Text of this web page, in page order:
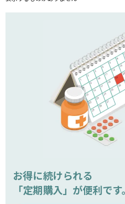
お得に続けられる
「定期購入」が便利です。